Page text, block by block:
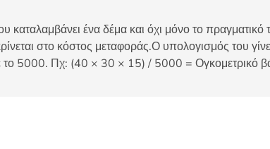
ένα δέμα και όχι μόνο το πραγματικό
στο κόστος μεταφοράς.Ο υπολογισμός του
το 5000. Πχ: (40 × 30 × 15) / 5000 = Ογκομετρικό